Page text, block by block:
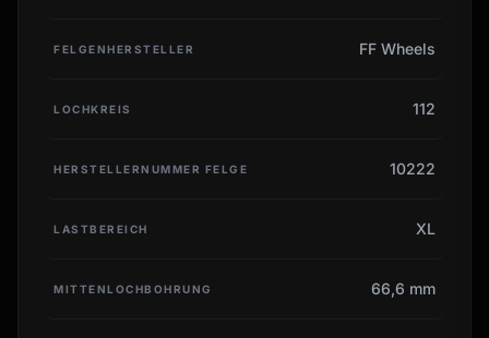
FELGENHERSTELLER FF Wheels
LOCHKREIS 112
HERSTELLERNUMMER FELGE 10222
LASTBEREICH XL
MITTENLOCHBOHRUNG 66,6 mm